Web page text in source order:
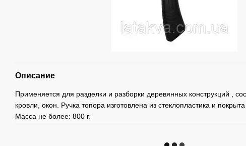
Описание
Применяется для разделки и разборки деревянных конструкций ,
кровли, окон. Ручка топора изготовлена ​​из стеклопластика и
Масса не более: 800 г.